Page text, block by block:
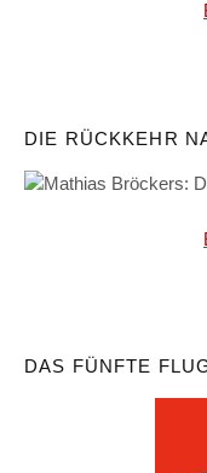
DIE RÜCKKEHR
DAS FÜNFTE